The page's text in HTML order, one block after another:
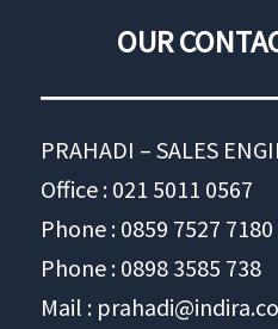
OUR
PRAHADI – SALES
Office : 021 5011 0567
Phone : 0859 7527 7180
Phone : 0898 3585 738
Mail :